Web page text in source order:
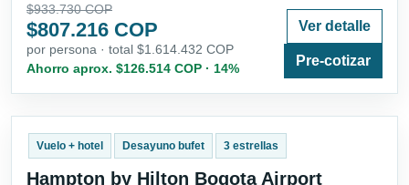
$933.730 COP
$807.216 COP
por persona · total $1.614.432 COP
Ahorro aprox. $126.514 COP · 14%
Ver detalle
Pre-cotizar
Vuelo + hotel Desayuno bufet 3 estrellas
Hampton by Hilton Bogota Airport